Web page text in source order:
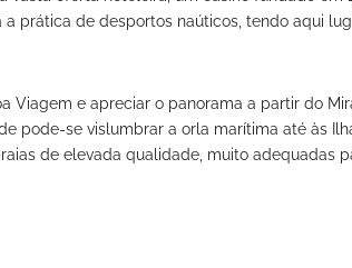
prática de desportos naúticos, tendo aqui
Viagem e apreciar o panorama a partir do
pode-se vislumbrar a orla marítima até às
de elevada qualidade, muito adequadas